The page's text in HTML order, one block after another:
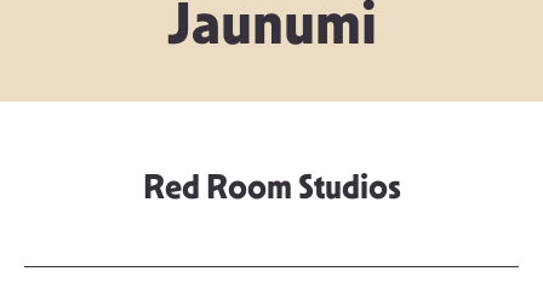
Jaunumi
Red Room Studios